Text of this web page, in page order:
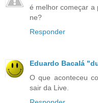
é melhor começar a
ne?
Responder
Eduardo Bacalá
O que aconteceu
sair da Live.